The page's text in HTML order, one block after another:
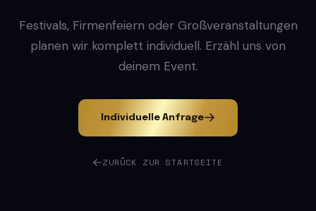
Festivals, Firmenfeiern oder Großveranstaltungen
planen wir komplett individuell. Erzähl uns von
deinem Event.
Individuelle Anfrage
ZURÜCK ZUR STARTSEITE